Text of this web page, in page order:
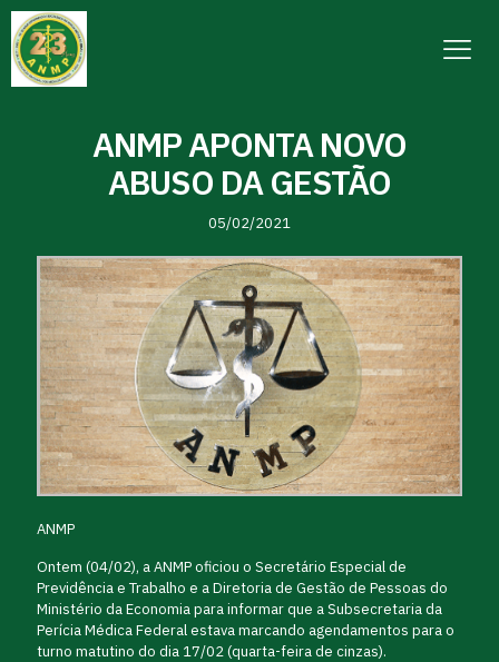
ANMP APONTA NOVO
ABUSO DA GESTÃO
05/02/2021
ANMP
Ontem (04/02), a ANMP oficiou o Secretário Especial de
Previdência e Trabalho e a Diretoria de Gestão de Pessoas do
Ministério da Economia para informar que a Subsecretaria da
Perícia Médica Federal estava marcando agendamentos para o
turno matutino do dia 17/02 (quarta-feira de cinzas).